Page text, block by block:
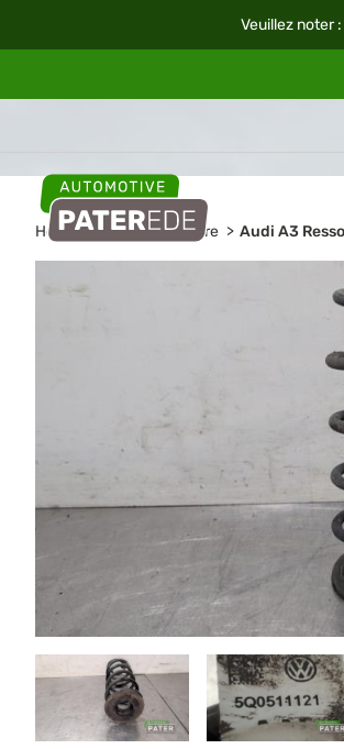
Veuillez noter
Home Pièces de voiture Audi A3